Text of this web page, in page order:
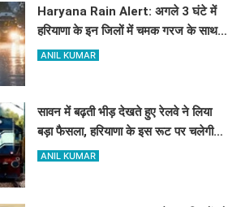
Haryana Rain Alert: अगले 3 घंटे में
हरियाणा के इन जिलों में चमक गरज के साथ
होगी बारिश, देखिए ताजा अलर्ट
ANIL KUMAR
सावन में बढ़ती भीड़ देखते हुए रेलवे ने लिया
बड़ा फैसला, हरियाणा के इस रूट पर चलेगी
स्पेशल ट्रेन, देखें टाइमिंग
ANIL KUMAR